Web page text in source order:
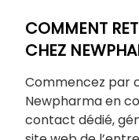
COMMENT
CHEZ
Commencez par
Newpharma en
contact dédié,